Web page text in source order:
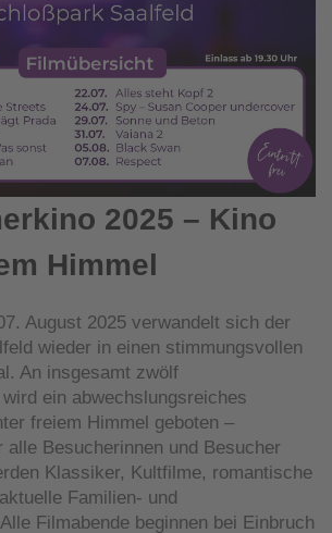
2025 – Kino
Himmel
August 2025 verwandelt sich der
wieder in einen stimmungsvollen
An insgesamt zwölf
ein abwechslungsreiches
freiem Himmel geboten –
alle Besucherinnen und Besucher
Klassiker, Kultfilme, romantische
Familien- und
Filmabende beginnen bei Einbruch